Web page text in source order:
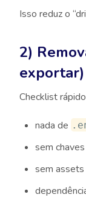
Isso reduz o
2)
exportar)
Checklist
nada de
sem
sem assets